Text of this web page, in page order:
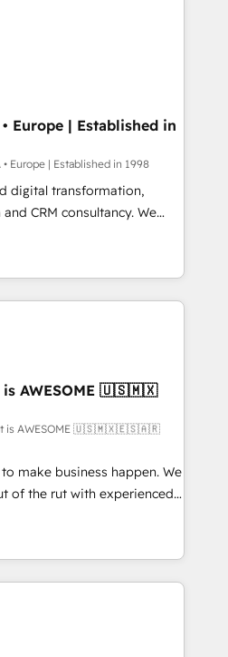
Award - Platform
Impact Award -
• Technical projects inc.
members) • 150+ Clients
Hub, Service Hub, Data
• ISO/IEC 27001:2022, ISO
42001: 2023 certified •
governance framework,
you 'organise
Europe | Established in
Europe | Established in 1998
digital transformation,
CRM consultancy. We
enterprise clients to
digital and fuel their
inefficiencies, improve
• CRM
• RevOps &
Automation What
ourselves into your
specialise in
and enterprise
and those with
Integration and
is AWESOME 🇺🇸🇲🇽
is AWESOME 🇺🇸🇲🇽🇪🇸🇦🇷
make business happen. We
of the rut with experienced,
implementing HubSpot
CMS and Operations Hub,
with your customers
of Rookie of the Year
4.9/5 rating in HubSpot
Reviews. Digifianz